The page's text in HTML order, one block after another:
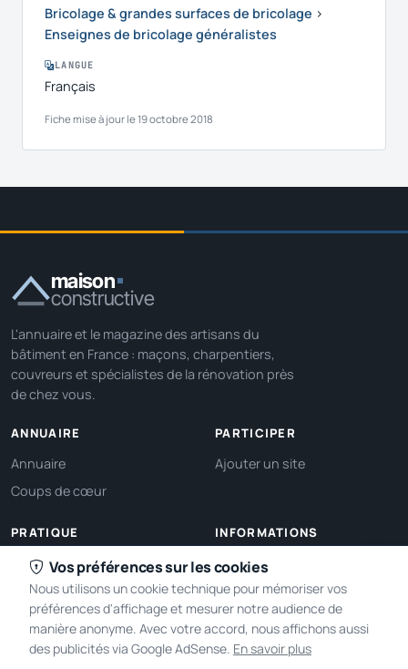
Bricolage & grandes surfaces de bricolage ›
Enseignes de bricolage généralistes
LANGUE
Français
Fiche mise à jour le 19 octobre 2018
maison
constructive
L'annuaire et le magazine des artisans du
bâtiment en France : maçons, charpentiers,
couvreurs et spécialistes de la rénovation près
de chez vous.
ANNUAIRE
Annuaire
Coups de cœur
PARTICIPER
Ajouter un site
PRATIQUE
Ma localisation
Gérer mes cookies
INFORMATIONS
À propos
Contact
Vos préférences sur les cookies
Nous utilisons un cookie technique pour mémoriser vos
préférences d'affichage et mesurer notre audience de
manière anonyme. Avec votre accord, nous affichons aussi
des publicités via Google AdSense. En savoir plus